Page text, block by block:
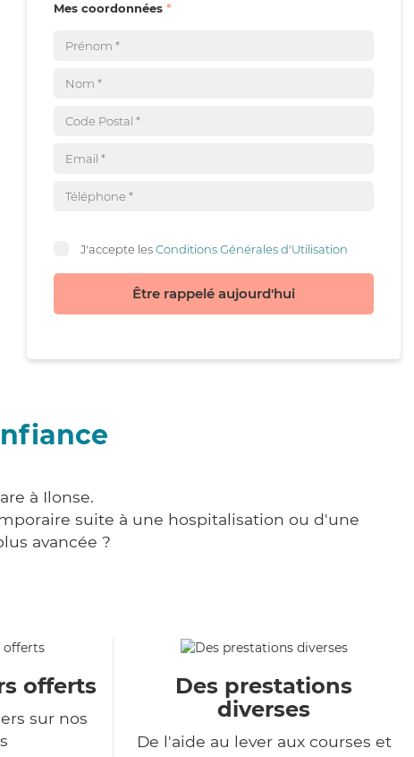
Mes coordonnées
J'accepte lesConditions Générales d'Utilisation
Être rappelé aujourd'hui
à Ilonse.
suite à une hospitalisation ou d'une
avancée ?
offerts
sur nos
Des prestations
diverses
De l'aide au lever aux courses et